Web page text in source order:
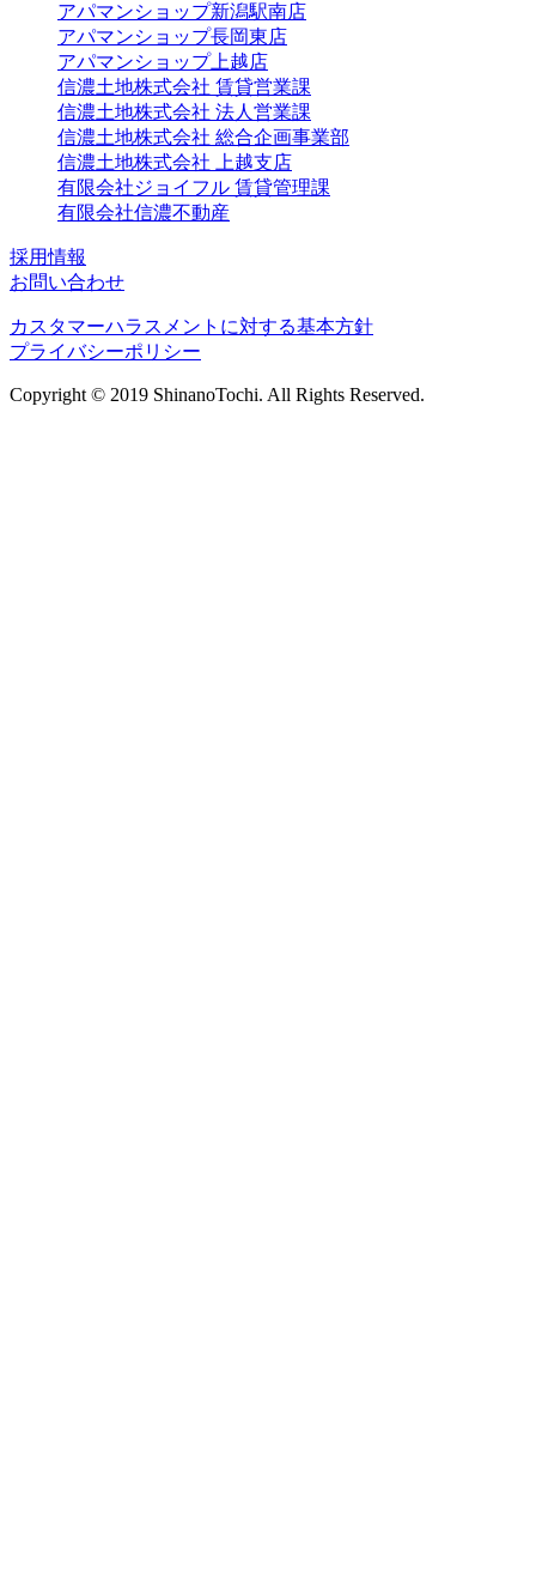
アパマンショップ新潟駅南店
アパマンショップ長岡東店
アパマンショップ上越店
信濃土地株式会社 賃貸営業課
信濃土地株式会社 法人営業課
信濃土地株式会社 総合企画事業部
信濃土地株式会社 上越支店
有限会社ジョイフル 賃貸管理課
有限会社信濃不動産
採用情報
お問い合わせ
カスタマーハラスメントに対する基本方針
プライバシーポリシー
Copyright © 2019 ShinanoTochi. All Rights Reserved.